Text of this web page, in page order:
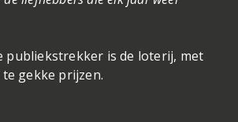
publiekstrekker is de loterij, met
gekke prijzen.